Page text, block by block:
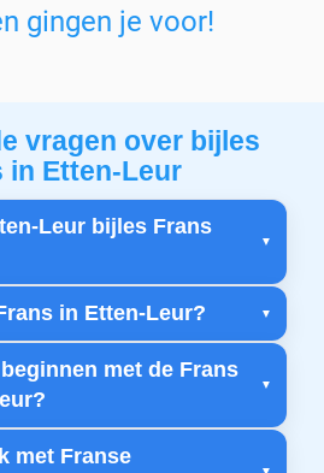
gingen je voor!
vragen over bijles
in Etten-Leur
Leur bijles Frans
in Etten-Leur?
met de Frans
met Franse